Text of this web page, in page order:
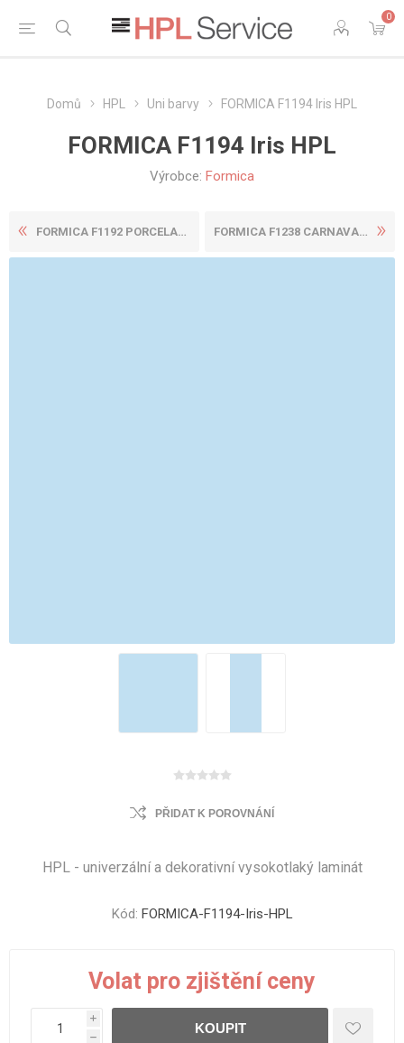
0
Domů HPL Uni barvy FORMICA F1194 Iris HPL
FORMICA F1194 Iris HPL
Výrobce: Formica
FORMICA F1192 PORCELANA HPL FORMICA F1238 CARNAVAL HPL
PŘIDAT K POROVNÁNÍ
HPL - univerzální a dekorativní vysokotlaký laminát
Kód: FORMICA-F1194-Iris-HPL
Volat pro zjištění ceny
i
h
KOUPIT